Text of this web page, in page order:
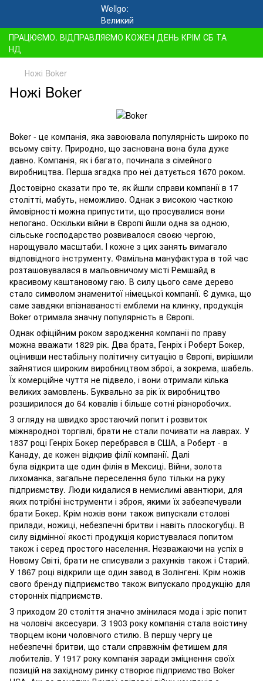
ПРАЦЮЄМО. ВІДПРАВЛЯЄМО КОЖЕН ДЕНЬ КРІМ СБ ТА
НД
Ножі Boker
Ножі Boker
Boker - це компанія, яка завоювала популярність широко по
всьому світу. Природно, що заснована вона була дуже
давно. Компанія, як і багато, починала з сімейного
виробництва. Перша згадка про неї датується 1670 роком.
Достовірно сказати про те, як йшли справи компанії в 17
столітті, мабуть, неможливо. Однак з високою часткою
ймовірності можна припустити, що просувалися вони
непогано. Оскільки війни в Європі йшли одна за одною,
сільське господарство розвивалося своєю чергою,
нарощувало масштаби. І кожне з цих занять вимагало
відповідного інструменту. Фамільна мануфактура в той час
розташовувалася в мальовничому місті Ремшайд в
красивому каштановому гаю. В силу цього саме дерево
стало символом знаменитої німецької компанії. Є думка, що
саме завдяки впізнаваності емблеми на клинку, продукція
Boker отримала значну популярність в Європі.
Однак офіційним роком зародження компанії по праву
можна вважати 1829 рік. Два брата, Генріх і Роберт Бокер,
оцінивши нестабільну політичну ситуацію в Європі, вирішили
зайнятися широким виробництвом зброї, а зокрема, шабель.
Їх комерційне чуття не підвело, і вони отримали кілька
великих замовлень. Буквально за рік їх виробництво
розширилося до 64 ковалів і більше сотні різноробочих.
З огляду на швидко зростаючий попит і розвиток
міжнародної торгівлі, брати не стали почивати на лаврах. У
1837 році Генріх Бокер перебрався в США, а Роберт - в
Канаду, де кожен відкрив філії компанії. Далі
була відкрита ще один філія в Мексиці. Війни, золота
лихоманка, загальне переселення було тільки на руку
підприємству. Люди кидалися в немислимі авантюри, для
яких потрібні інструменти і зброя, якими їх забезпечували
брати Бокер. Крім ножів вони також випускали столові
прилади, ножиці, небезпечні бритви і навіть плоскогубці. В
силу відмінної якості продукція користувалася попитом
також і серед простого населення. Незважаючи на успіх в
Новому Світі, брати не списували з рахунків також і Старий.
У 1867 році відкрили ще один завод в Золінгені. Крім ножів
свого бренду підприємство також випускало продукцію для
сторонніх підприємств.
З приходом 20 століття значно змінилася мода і зріс попит
на чоловічі аксесуари. З 1903 року компанія стала воістину
творцем ікони чоловічого стилю. В першу чергу це
небезпечні бритви, що стали справжнім фетишем для
любителів. У 1917 року компанія заради зміцнення своїх
позицій на західному ринку створює підприємство Boker